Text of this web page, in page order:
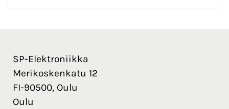
SP-Elektroniikka
Merikoskenkatu 12
FI-90500, Oulu
Oulu